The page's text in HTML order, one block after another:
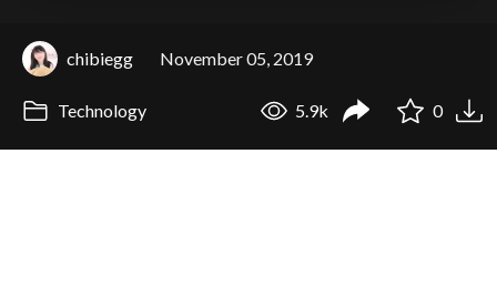
chibiegg November 05, 2019
Technology 5.9k 0